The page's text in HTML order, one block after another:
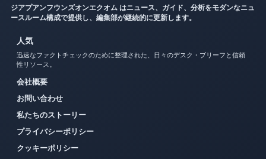
ジアプアンフウンズオンエクオム はニュース、ガイド、分析をモダンなニュ
ースルーム構成で提供し、編集部が継続的に更新します。
人気
迅速なファクトチェックのために整理された、日々のデスク・ブリーフと信頼
性リソース。
会社概要
お問い合わせ
私たちのストーリー
プライバシーポリシー
クッキーポリシー